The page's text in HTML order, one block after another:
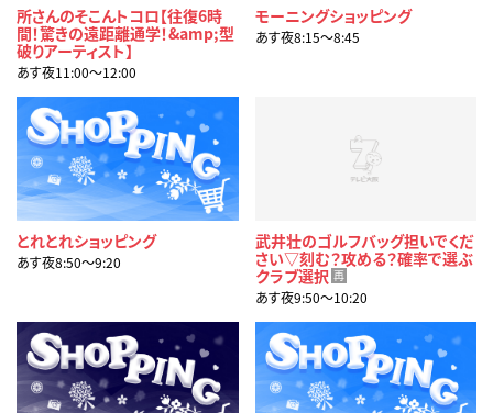
所さんのそこんトコロ【往復6時
間！驚きの遠距離通学！&amp;型
破りアーティスト】
あす夜11:00〜12:00
モーニングショッピング
あす夜8:15〜8:45
とれとれショッピング
あす夜8:50〜9:20
武井壮のゴルフバッグ担いでくだ
さい▽刻む？攻める？確率で選ぶ
クラブ選択 再
あす夜9:50〜10:20